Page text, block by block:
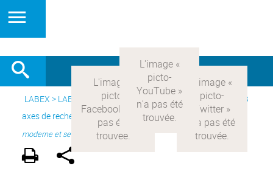
LABEX > LABEX COMOD> Version française > Recherche >
3
axes de recherche> Axe 1 : la constitution réelle de la rationalité
moderne et ses